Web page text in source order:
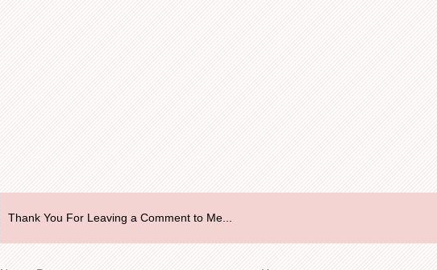
Thank You For Leaving a Comment to Me...